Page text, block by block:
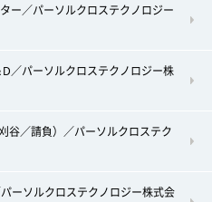
ー／パーソルクロステクノロジー
／パーソルクロステクノロジー株
谷／請負）／パーソルクロステク
ーソルクロステクノロジー株式会